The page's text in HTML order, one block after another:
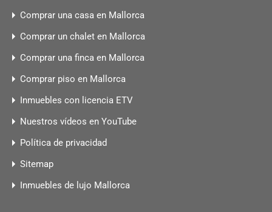
Comprar una casa en Mallorca
Comprar un chalet en Mallorca
Comprar una finca en Mallorca
Comprar piso en Mallorca
Inmuebles con licencia ETV
Nuestros vídeos en YouTube
Política de privacidad
Sitemap
Inmuebles de lujo Mallorca